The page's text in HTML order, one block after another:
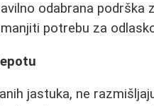
odabrana podrška
potrebu za
jastuka, ne